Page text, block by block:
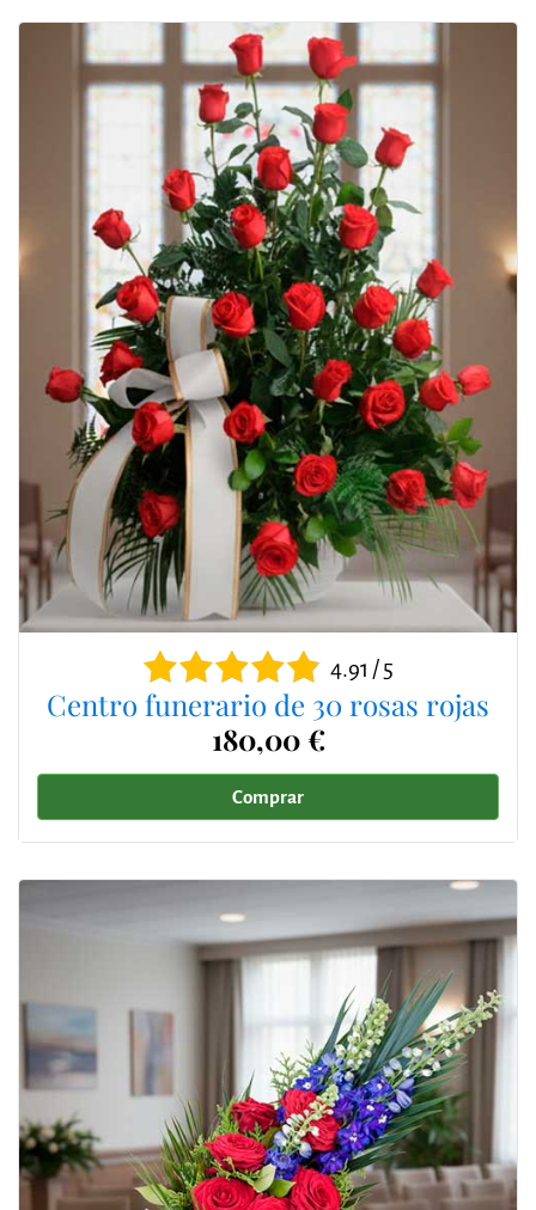
4.91 / 5
Centro funerario de 30 rosas rojas
180,00 €
Comprar